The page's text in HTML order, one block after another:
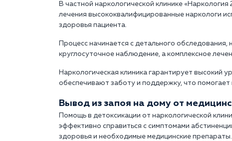
В частной наркологической клинике
лечения высококвалифицированные наркологи
здоровья пациента.
Процесс начинается с детального
круглосуточное наблюдение, а комплексное
Наркологическая клиника гарантирует высокий
обеспечивают заботу и поддержку, что
Вывод из запоя на дому от
Помощь в детоксикации от наркологической
эффективно справиться с симптомами
здоровья и необходимые медицинские препараты.